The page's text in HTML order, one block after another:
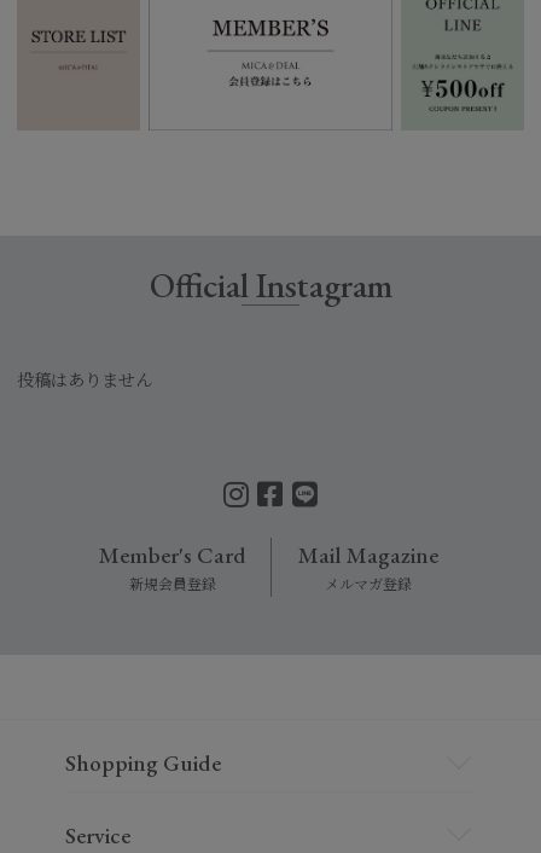
Official Instagram
投稿はありません
Member's Card
新規会員登録
Mail Magazine
メルマガ登録
Shopping Guide
Service